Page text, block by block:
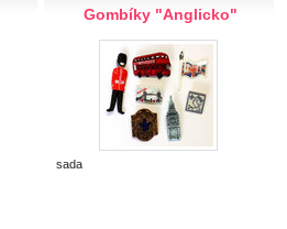
Gombíky "Anglicko"
sada